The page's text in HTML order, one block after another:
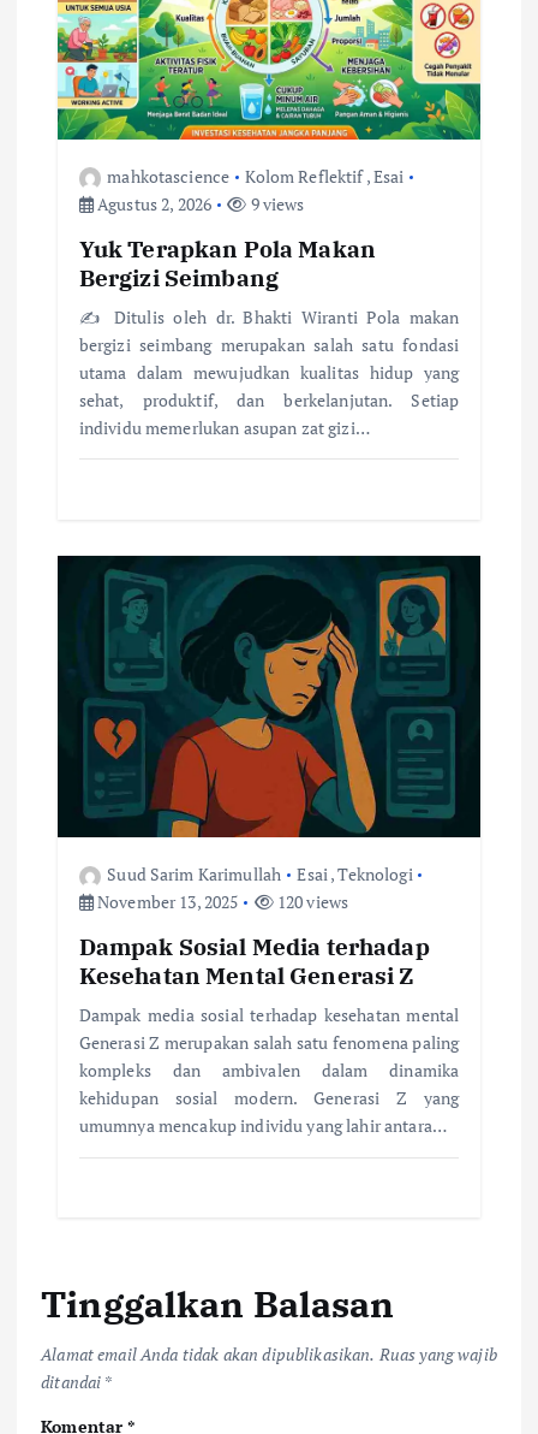
p
o
s
mahkotascience Kolom Reflektif,Esai
Agustus 2, 2026
9 views
Yuk Terapkan Pola Makan
Bergizi Seimbang
✍️ Ditulis oleh dr. Bhakti Wiranti Pola makan
bergizi seimbang merupakan salah satu fondasi
utama dalam mewujudkan kualitas hidup yang
sehat, produktif, dan berkelanjutan. Setiap
individu memerlukan asupan zat gizi…
Suud Sarim Karimullah Esai,Teknologi
November 13, 2025
120 views
Dampak Sosial Media terhadap
Kesehatan Mental Generasi Z
Dampak media sosial terhadap kesehatan mental
Generasi Z merupakan salah satu fenomena paling
kompleks dan ambivalen dalam dinamika
kehidupan sosial modern. Generasi Z yang
umumnya mencakup individu yang lahir antara…
Tinggalkan Balasan
Alamat email Anda tidak akan dipublikasikan. Ruas yang wajib
ditandai *
Komentar*